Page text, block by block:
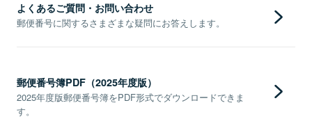
よくあるご質問・お問い合わせ
郵便番号に関するさまざまな疑問にお答えします。
郵便番号簿PDF（2025年度版）
2025年度版郵便番号簿をPDF形式でダウンロードできま
す。